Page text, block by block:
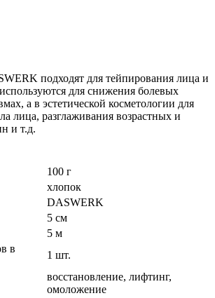
подходят для тейпирования лица и
для cнижения болевых
а в эстетической косметологии для
лица, разглаживания возрастных и
и т.д.
100 г
хлопок
DASWERK
5 см
5 м
в
1 шт.
восстановление, лифтинг,
омоложение